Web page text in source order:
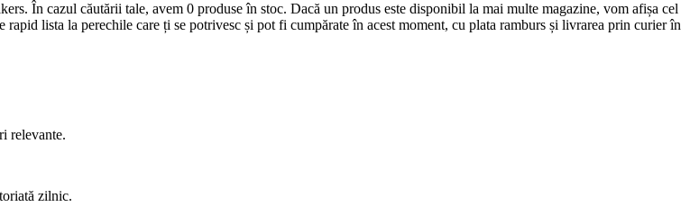
În cazul căutării tale, avem 0 produse în stoc. Dacă un produs este disponibil la mai multe magazine, vom afișa cel
lista la perechile care ți se potrivesc și pot fi cumpărate în acest moment, cu plata ramburs și livrarea prin curier în
relevante.
zilnic.